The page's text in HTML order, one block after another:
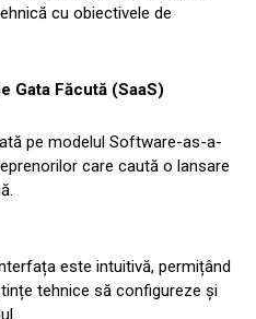
cu obiectivele de
Gata Făcută (SaaS)
pe modelul Software-as-a-
care caută o lansare
este intuitivă, permițând
tehnice să configureze și